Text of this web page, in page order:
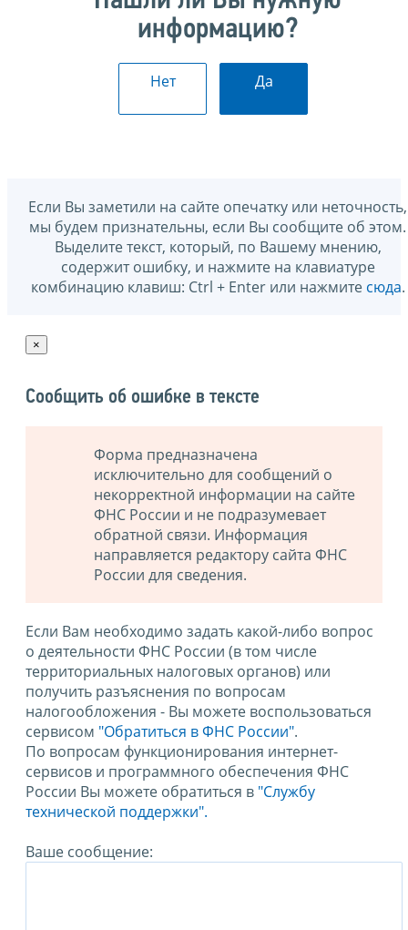
информацию?
Нет Да
Если Вы заметили на сайте опечатку или неточность,
мы будем признательны, если Вы сообщите об этом.
Выделите текст, который, по Вашему мнению,
содержит ошибку, и нажмите на клавиатуре
комбинацию клавиш: Ctrl + Enter или нажмите сюда.
×
Сообщить об ошибке в тексте
Форма предназначена
исключительно для сообщений о
некорректной информации на сайте
ФНС России и не подразумевает
обратной связи. Информация
направляется редактору сайта ФНС
России для сведения.
Если Вам необходимо задать какой-либо вопрос
о деятельности ФНС России (в том числе
территориальных налоговых органов) или
получить разъяснения по вопросам
налогообложения - Вы можете воспользоваться
сервисом "Обратиться в ФНС России".
По вопросам функционирования интернет-
сервисов и программного обеспечения ФНС
России Вы можете обратиться в "Службу
технической поддержки".
Ваше сообщение: